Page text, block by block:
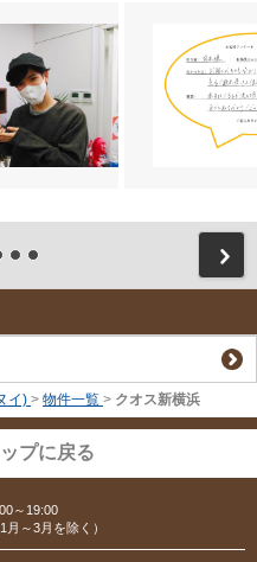
イ) > 物件一覧 > クオス新横浜
プに戻る
～19:00
～3月を除く）